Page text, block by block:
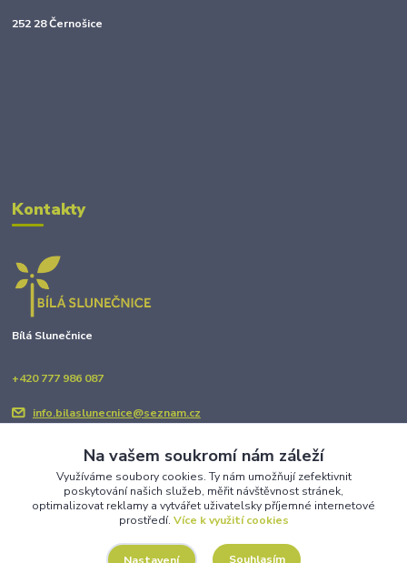
252 28 Černošice
Kontakty
Bílá Slunečnice
+420 777 986 087
info.bilaslunecnice@seznam.cz
Upravit sběr cookies.
Na vašem soukromí nám záleží
Využíváme soubory cookies. Ty nám umožňují zefektivnit
poskytování našich služeb, měřit návštěvnost stránek,
optimalizovat reklamy a vytvářet uživatelsky příjemné internetové
prostředí. Více k využití cookies
Nastavení Souhlasím